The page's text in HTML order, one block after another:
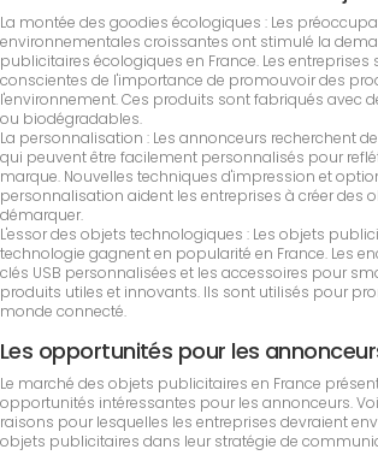
La montée des goodies écologiques : Les
environnementales croissantes ont stimulé la
publicitaires écologiques en France. Les
conscientes de l'importance de promouvoir des
l'environnement. Ces produits sont fabriqués avec
ou biodégradables.
La personnalisation : Les annonceurs recherchent
qui peuvent être facilement personnalisés pour
marque. Nouvelles techniques d'impression et
personnalisation aident les entreprises à créer des
démarquer.
L'essor des objets technologiques : Les objets
technologie gagnent en popularité en France. Les
clés USB personnalisées et les accessoires pour
produits utiles et innovants. Ils sont utilisés pour
monde connecté.
Les opportunités pour les
Le marché des objets publicitaires en France
opportunités intéressantes pour les annonceurs.
raisons pour lesquelles les entreprises devraient
objets publicitaires dans leur stratégie de